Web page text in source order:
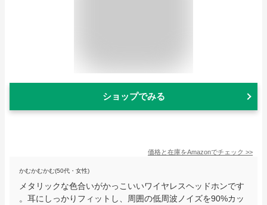
ショップでみる
価格と在庫をAmazonでチェック >>
かむかむかむ(50代・女性)
メタリックな色合いがかっこいいワイヤレスヘッドホンです
。耳にしっかりフィットし、周囲の低周波ノイズを90%カッ